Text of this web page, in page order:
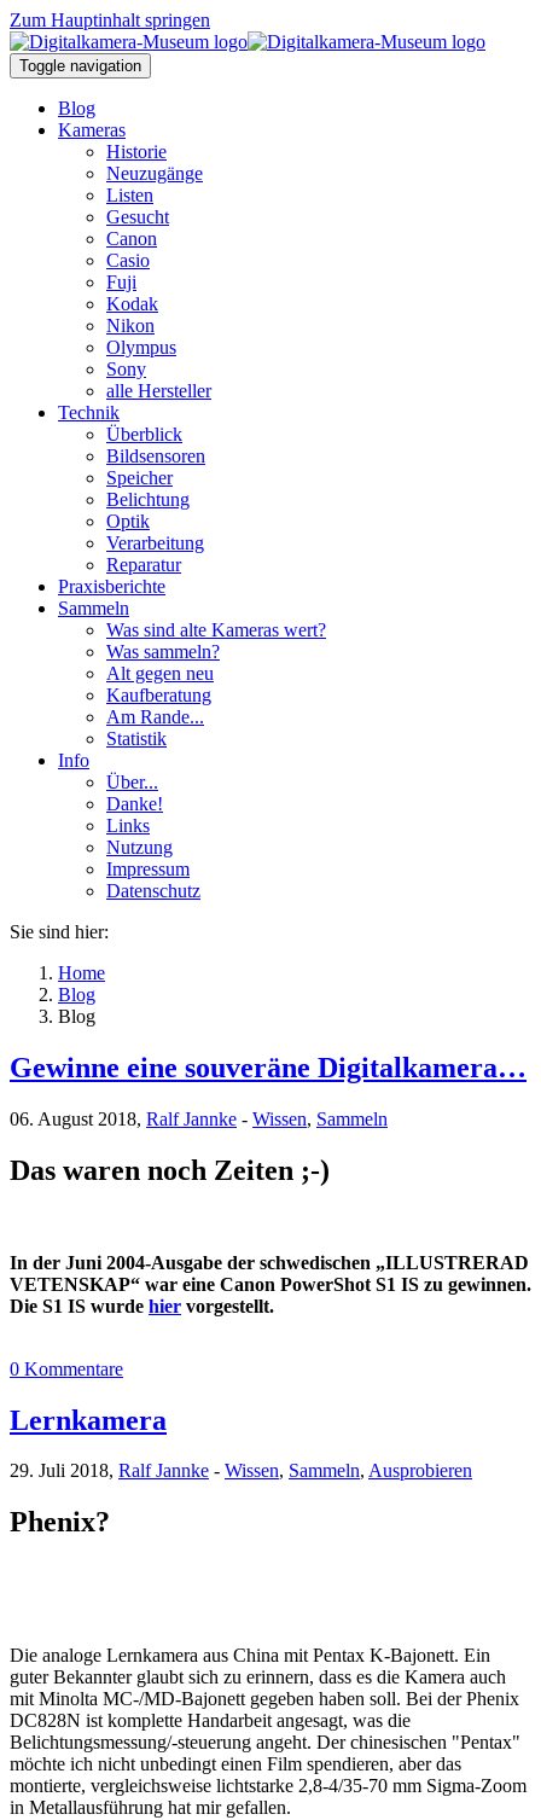
Zum Hauptinhalt springen
Toggle navigation
Blog
Kameras
Historie
Neuzugänge
Listen
Gesucht
Canon
Casio
Fuji
Kodak
Nikon
Olympus
Sony
alle Hersteller
Technik
Überblick
Bildsensoren
Speicher
Belichtung
Optik
Verarbeitung
Reparatur
Praxisberichte
Sammeln
Was sind alte Kameras wert?
Was sammeln?
Alt gegen neu
Kaufberatung
Am Rande...
Statistik
Info
Über...
Danke!
Links
Nutzung
Impressum
Datenschutz
Sie sind hier:
Home
Blog
Blog
Gewinne eine souveräne Digitalkamera…
06. August 2018, Ralf Jannke - Wissen, Sammeln
Das waren noch Zeiten ;-)
In der Juni 2004-Ausgabe der schwedischen „ILLUSTRERAD
VETENSKAP“ war eine Canon PowerShot S1 IS zu gewinnen.
Die S1 IS wurde hier vorgestellt.
0 Kommentare
Lernkamera
29. Juli 2018, Ralf Jannke - Wissen, Sammeln, Ausprobieren
Phenix?
Die analoge Lernkamera aus China mit Pentax K-Bajonett. Ein
guter Bekannter glaubt sich zu erinnern, dass es die Kamera auch
mit Minolta MC-/MD-Bajonett gegeben haben soll. Bei der Phenix
DC828N ist komplette Handarbeit angesagt, was die
Belichtungsmessung/-steuerung angeht. Der chinesischen "Pentax"
möchte ich nicht unbedingt einen Film spendieren, aber das
montierte, vergleichsweise lichtstarke 2,8-4/35-70 mm Sigma-Zoom
in Metallausführung hat mir gefallen.